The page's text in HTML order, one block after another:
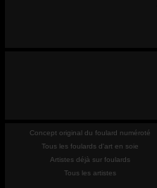
Concept original du foulard numéroté
Tous les foulards d'art en soie
Artistes déjà sur foulards
Tous les artistes